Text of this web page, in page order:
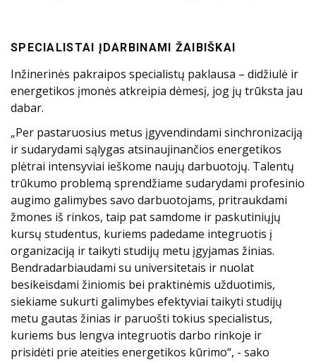
SPECIALISTAI ĮDARBINAMI ŽAIBIŠKAI
Inžinerinės pakraipos specialistų paklausa – didžiulė ir
energetikos įmonės atkreipia dėmesį, jog jų trūksta jau
dabar.
„Per pastaruosius metus įgyvendindami sinchronizaciją
ir sudarydami sąlygas atsinaujinančios energetikos
plėtrai intensyviai ieškome naujų darbuotojų. Talentų
trūkumo problemą sprendžiame sudarydami profesinio
augimo galimybes savo darbuotojams, pritraukdami
žmones iš rinkos, taip pat samdome ir paskutiniųjų
kursų studentus, kuriems padedame integruotis į
organizaciją ir taikyti studijų metu įgyjamas žinias.
Bendradarbiaudami su universitetais ir nuolat
besikeisdami žiniomis bei praktinėmis užduotimis,
siekiame sukurti galimybes efektyviai taikyti studijų
metu gautas žinias ir paruošti tokius specialistus,
kuriems bus lengva integruotis darbo rinkoje ir
prisidėti prie ateities energetikos kūrimo“, - sako